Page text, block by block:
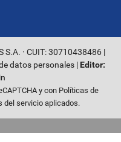
S.A. · CUIT: 30710438486 |
datos personales| Editor:
y con Políticas de
del servicioaplicados.